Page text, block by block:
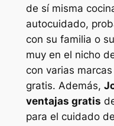
de sí misma
autocuidado,
con su familia o
muy en el nicho
con varias
gratis. Además,
ventajas gratis
para el cuidado